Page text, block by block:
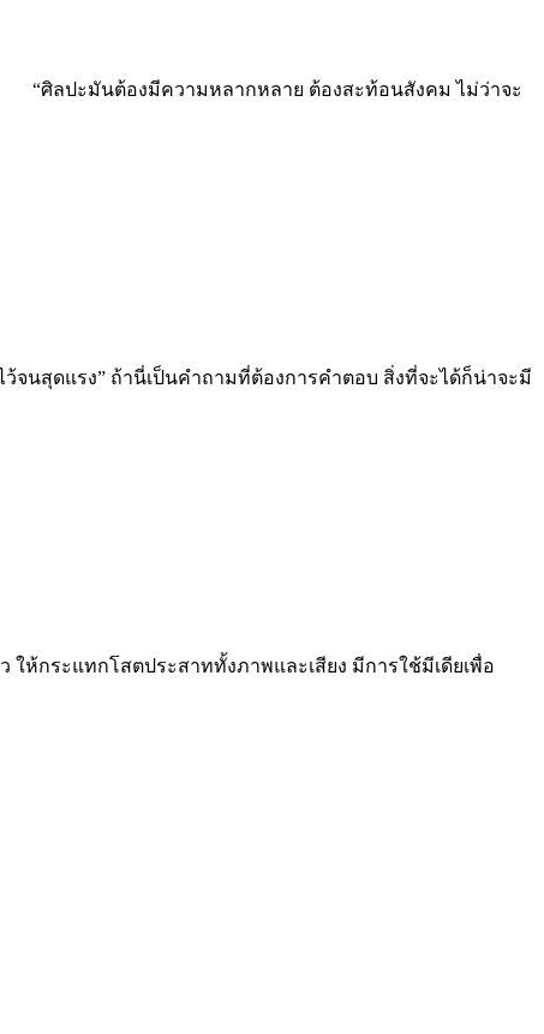
ศิลปะมันต้องมีความหลากหลาย ต้องสะท้อนสังคม ไม่ว่าจะ
นสุดแรง” ถ้านี่เป็นคำถามที่ต้องการคำตอบ สิ่งที่จะได้ก็น่าจะมี
ให้กระแทกโสตประสาททั้งภาพและเสียง มีการใช้มีเดียเพื่อ